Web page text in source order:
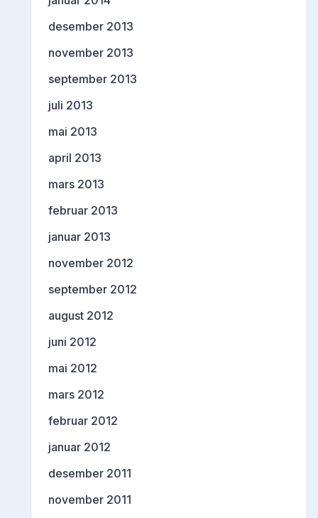
desember 2013
november 2013
september 2013
juli 2013
mai 2013
april 2013
mars 2013
februar 2013
januar 2013
november 2012
september 2012
august 2012
juni 2012
mai 2012
mars 2012
februar 2012
januar 2012
desember 2011
november 2011